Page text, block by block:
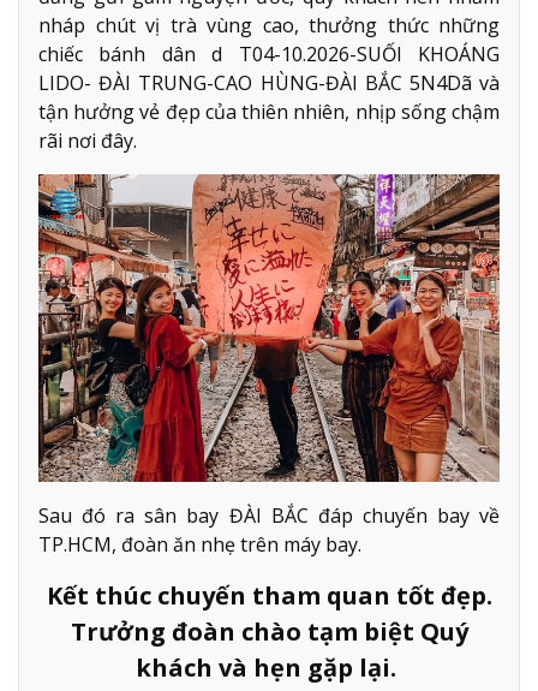
nháp chút vị trà vùng cao, thưởng thức những
chiếc bánh dân d T04-10.2026-SUỐI KHOÁNG
LIDO- ĐÀI TRUNG-CAO HÙNG-ĐÀI BẮC 5N4Dã và
tận hưởng vẻ đẹp của thiên nhiên, nhịp sống chậm
rãi nơi đây.
Sau đó ra sân bay ĐÀI BẮC đáp chuyến bay về
TP.HCM, đoàn ăn nhẹ trên máy bay.
Kết thúc chuyến tham quan tốt đẹp.
Trưởng đoàn chào tạm biệt Quý
khách và hẹn gặp lại.